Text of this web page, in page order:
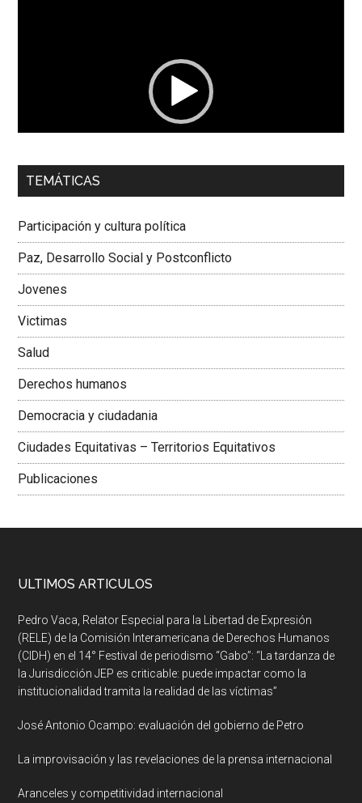
00:00 01:04
Dra. Carolina Corcho Mejía,Presidenta Corporación
Colombiana
TEMÁTICAS
Participación y cultura política
Paz, Desarrollo Social y Postconflicto
Jovenes
Victimas
Salud
Derechos humanos
Democracia y ciudadania
Ciudades Equitativas – Territorios Equitativos
Publicaciones
ULTIMOS ARTICULOS
Pedro Vaca, Relator Especial para la Libertad de Expresión
(RELE) de la Comisión Interamericana de Derechos Humanos
(CIDH) en el 14° Festival de periodismo “Gabo”: “La tardanza de
la Jurisdicción JEP es criticable: puede impactar como la
institucionalidad tramita la realidad de las víctimas”
José Antonio Ocampo: evaluación del gobierno de Petro
La improvisación y las revelaciones de la prensa internacional
Aranceles y competitividad internacional